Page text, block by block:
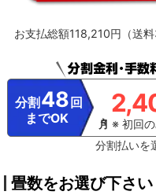
お支払総額118,210円（送
分割 48 回
までOK
※ 初回
分割払いを
畳数をお選び下さい